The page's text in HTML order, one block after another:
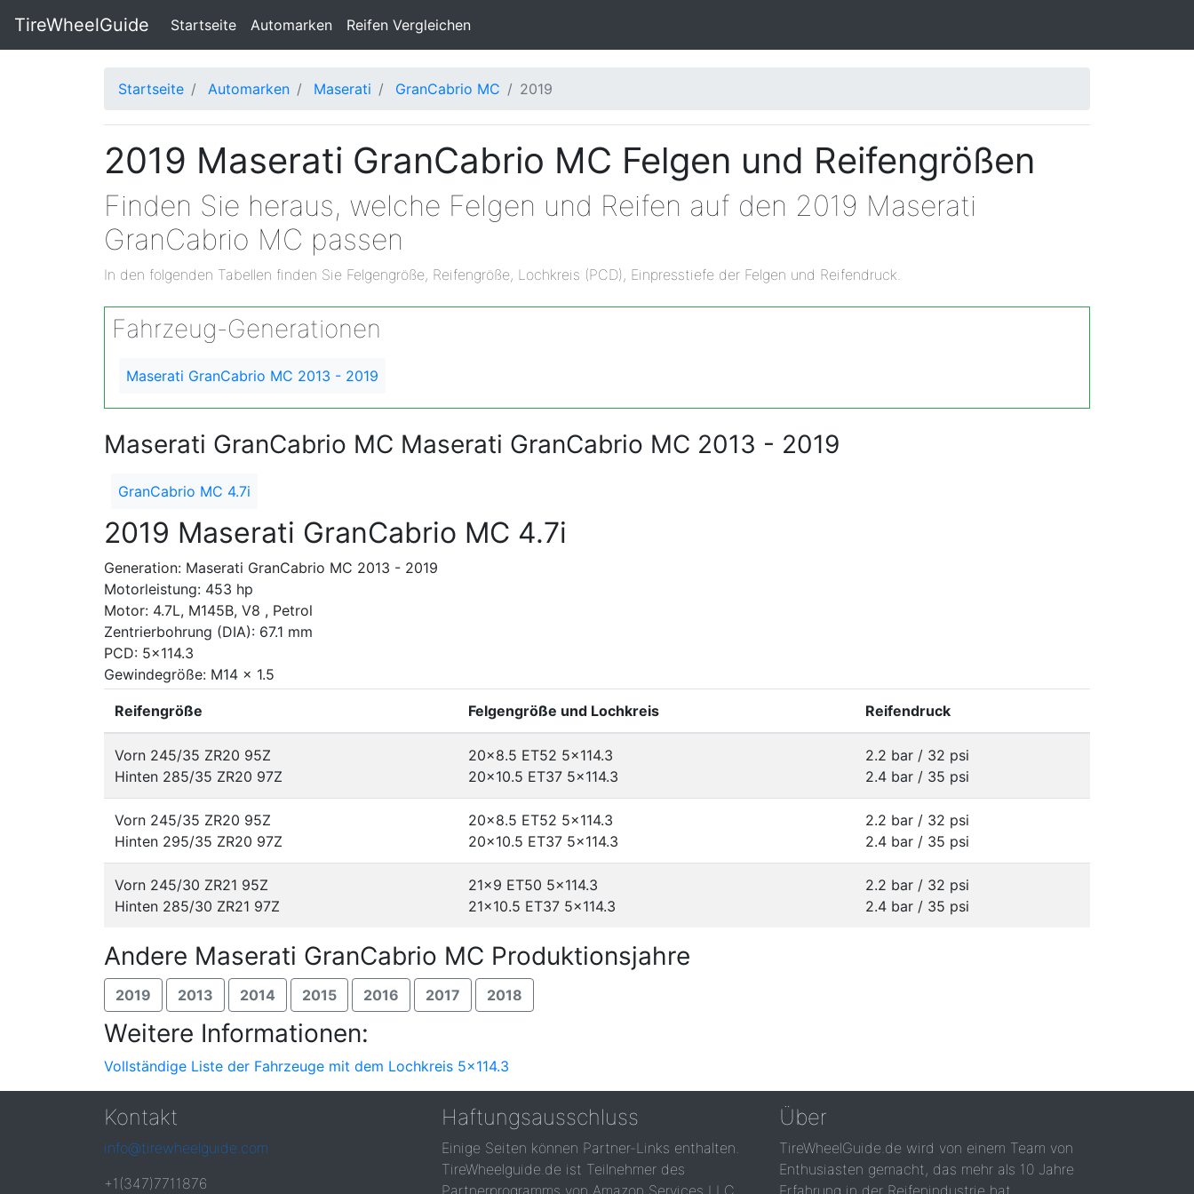
TireWheelGuide Startseite(current)
Automarken Reifen Vergleichen
Startseite Automarken Maserati GranCabrio MC 2019
2019 Maserati GranCabrio MC Felgen und Reifengrößen
Finden Sie heraus, welche Felgen und Reifen auf den 2019 Maserati
GranCabrio MC passen
In den folgenden Tabellen finden Sie Felgengröße, Reifengröße, Lochkreis (PCD), Einpresstiefe der Felgen und Reifendruck.
Fahrzeug-Generationen
Maserati GranCabrio MC 2013 - 2019
Maserati GranCabrio MC Maserati GranCabrio MC 2013 - 2019
GranCabrio MC 4.7i
2019 Maserati GranCabrio MC 4.7i
Generation: Maserati GranCabrio MC 2013 - 2019
Motorleistung: 453 hp
Motor: 4.7L, M145B, V8 , Petrol
Zentrierbohrung (DIA): 67.1 mm
PCD: 5x114.3
Gewindegröße: M14 x 1.5
Reifengröße Felgengröße und Lochkreis Reifendruck
Vorn 245/35 ZR20 95Z
Hinten 285/35 ZR20 97Z
20x8.5 ET52 5x114.3
20x10.5 ET37 5x114.3
2.2 bar / 32 psi
2.4 bar / 35 psi
Vorn 245/35 ZR20 95Z
Hinten 295/35 ZR20 97Z
20x8.5 ET52 5x114.3
20x10.5 ET37 5x114.3
2.2 bar / 32 psi
2.4 bar / 35 psi
Vorn 245/30 ZR21 95Z
Hinten 285/30 ZR21 97Z
21x9 ET50 5x114.3
21x10.5 ET37 5x114.3
2.2 bar / 32 psi
2.4 bar / 35 psi
Andere Maserati GranCabrio MC Produktionsjahre
2019 2013 2014 2015 2016 2017 2018
Weitere Informationen:
Vollständige Liste der Fahrzeuge mit dem Lochkreis 5x114.3
Kontakt
info@tirewheelguide.com
+1(347)7711876
Haftungsausschluss
Einige Seiten können Partner-Links enthalten.
TireWheelguide.de ist Teilnehmer des
Partnerprogramms von Amazon Services LLC,
Über
TireWheelGuide.de wird von einem Team von
Enthusiasten gemacht, das mehr als 10 Jahre
Erfahrung in der Reifenindustrie hat